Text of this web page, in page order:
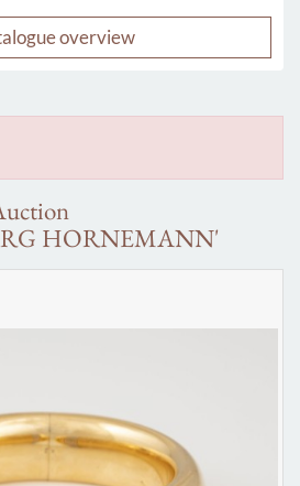
overview
HORNEMANN'